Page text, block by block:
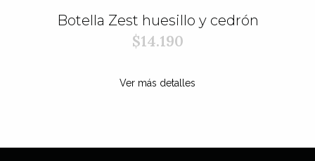
Botella Zest huesillo y cedrón
$14.190
Ver más detalles